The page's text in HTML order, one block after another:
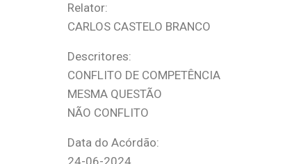
Relator:
CARLOS CASTELO BRANCO
Descritores:
CONFLITO DE COMPETÊNCIA
MESMA QUESTÃO
NÃO CONFLITO
Data do Acórdão:
24-06-2024